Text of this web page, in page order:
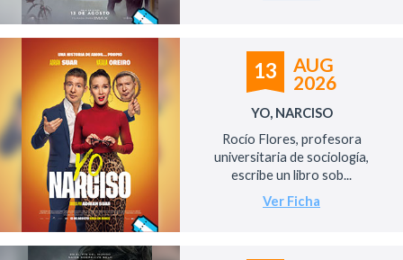
13
AUG
2026
YO, NARCISO
Rocío Flores, profesora
universitaria de sociología,
escribe un libro sob...
Ver Ficha